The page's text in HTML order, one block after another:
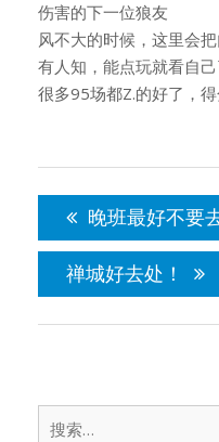
伤害的下一位狼友
风不大的时候，这里会
有人知，能点玩就看自
很多95场都Z.的好了，
导
航
晚班最好不要
禅城好去处！